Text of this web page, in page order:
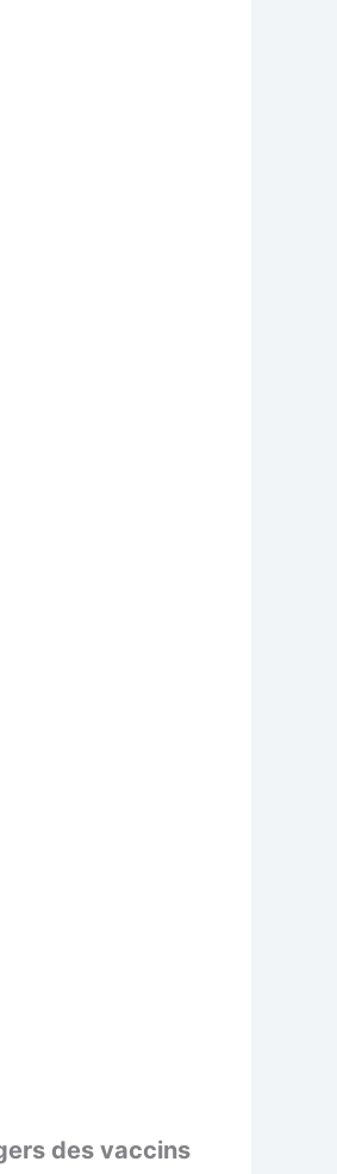
des vaccins